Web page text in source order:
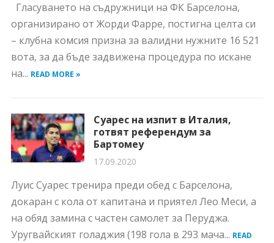
Гласуването на съдружници на ФК Барселона,
организирано от Жорди Фарре, постигна целта си
– клубна комсия призна за валидни нужните 16 521
вота, за да бъде задвижена процедура по искане
на... READ MORE »
Суарес на изпит в Италия,
готвят референдум за
Бартомеу
17.09.2020
Луис Суарес тренира преди обед с Барселона,
докаран с кола от капитана и приятел Лео Меси, а
на обяд замина с частен самолет за Перуджа.
Уругвайският голаджия (198 гола в 293 мача... READ